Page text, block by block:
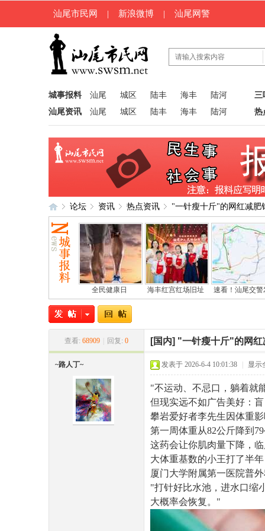
汕尾市民网 | 新浪微博 | 汕尾网警
城事报料 汕尾 城区 陆丰 海丰
陆河
汕尾资讯
汕尾 城区 陆丰 海丰 陆河
三
热
»
论坛
›
资讯
›
热点资讯
›
"一针瘦十斤"的网红减肥
全民健康日 海丰红宫红场旧址 速看！汕尾交警
查看: 68909 回复: 0 [国内] "一针瘦十斤"的网红
~路人丁~ 发表于 2026-6-4 10:01:38 显示
"不运动、不忌口，躺着就
但现实远不如广告美好：
攀岩爱好者李先生因体重
第一周体重从82公斤降到
这药会让你肌肉量下降，
大体重基数的小王打了半
厦门大学附属第一医院普
"打针好比水池，进水口缩
大概率会恢复。"